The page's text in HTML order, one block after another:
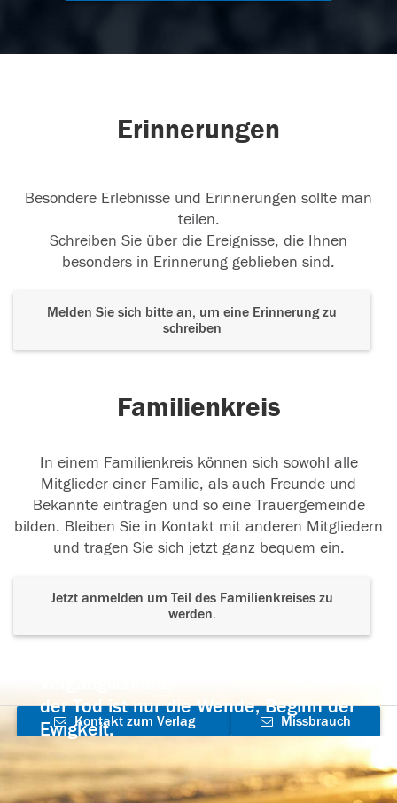
Erinnerungen
Besondere Erlebnisse und Erinnerungen sollte man
teilen.
Schreiben Sie über die Ereignisse, die Ihnen
besonders in Erinnerung geblieben sind.
Melden Sie sich bitte an, um eine Erinnerung zu
schreiben
Familienkreis
In einem Familienkreis können sich sowohl alle
Mitglieder einer Familie, als auch Freunde und
Bekannte eintragen und so eine Trauergemeinde
bilden. Bleiben Sie in Kontakt mit anderen Mitgliedern
und tragen Sie sich jetzt ganz bequem ein.
Jetzt anmelden um Teil des Familienkreises zu
werden.
der Tod ist nur die Wende, Beginn der
Ewigkeit.
Kontakt zum Verlag
aufnehmen
Missbrauch